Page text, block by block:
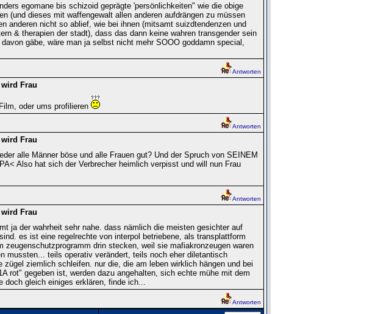
egomane bis schizoid geprägte 'persönlichkeiten" wie die obige
(und dieses mit waffengewalt allen anderen aufdrängen zu müssen
anderen nicht so ablief, wie bei ihnen (mitsamt suizdtendenzen und
& therapien der stadt), dass das dann keine wahren transgender sein
gäbe, wäre man ja selbst nicht mehr SOOO goddamn special,
Antworten
Frau
oder ums profilieren
Antworten
Frau
alle Männer böse und alle Frauen gut? Und der Spruch von SEINEM
Also hat sich der Verbrecher heimlich verpisst und will nun Frau
Antworten
Frau
ja der wahrheit sehr nahe. dass nämlich die meisten gesichter auf
es ist eine regelrechte von interpol betriebene, als transplattform
zeugenschutzprogramm drin stecken, weil sie mafiakronzeugen waren
mussten... teils operativ verändert, teils noch eher diletantisch
zügel ziemlich schleifen. nur die, die am leben wirklich hängen und bei
rot" gegeben ist, werden dazu angehalten, sich echte mühe mit dem
gleich einiges erklären, finde ich...
Antworten